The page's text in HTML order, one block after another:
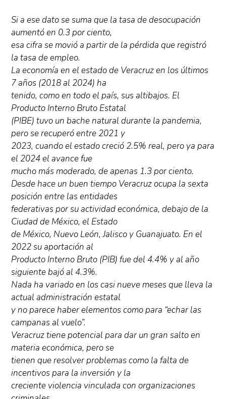
Si a ese dato se suma que la tasa de desocupación
aumentó en 0.3 por ciento,
esa cifra se movió a partir de la pérdida que registró
la tasa de empleo.
La economía en el estado de Veracruz en los últimos
7 años (2018 al 2024) ha
tenido, como en todo el país, sus altibajos. El
Producto Interno Bruto Estatal
(PIBE) tuvo un bache natural durante la pandemia,
pero se recuperó entre 2021 y
2023, cuando el estado creció 2.5% real, pero ya para
el 2024 el avance fue
mucho más moderado, de apenas 1.3 por ciento.
Desde hace un buen tiempo Veracruz ocupa la sexta
posición entre las entidades
federativas por su actividad económica, debajo de la
Ciudad de México, el Estado
de México, Nuevo León, Jalisco y Guanajuato. En el
2022 su aportación al
Producto Interno Bruto (PIB) fue del 4.4% y al año
siguiente bajó al 4.3%.
Nada ha variado en los casi nueve meses que lleva la
actual administración estatal
y no parece haber elementos como para “echar las
campanas al vuelo”.
Veracruz tiene potencial para dar un gran salto en
materia económica, pero se
tienen que resolver problemas como la falta de
incentivos para la inversión y la
creciente violencia vinculada con organizaciones